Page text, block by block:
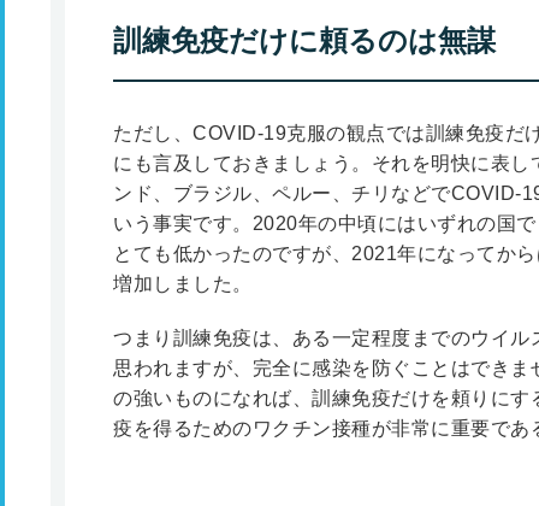
訓練免疫だけに頼るのは無謀
ただし、COVID-19克服の観点では訓練免疫だ
にも言及しておきましょう。それを明快に表
ンド、ブラジル、ペルー、チリなどでCOVID-
いう事実です。2020年の中頃にはいずれの国
とても低かったのですが、2021年になってか
増加しました。
つまり訓練免疫は、ある一定程度までのウイ
思われますが、完全に感染を防ぐことはでき
の強いものになれば、訓練免疫だけを頼りに
疫を得るためのワクチン接種が非常に重要であ